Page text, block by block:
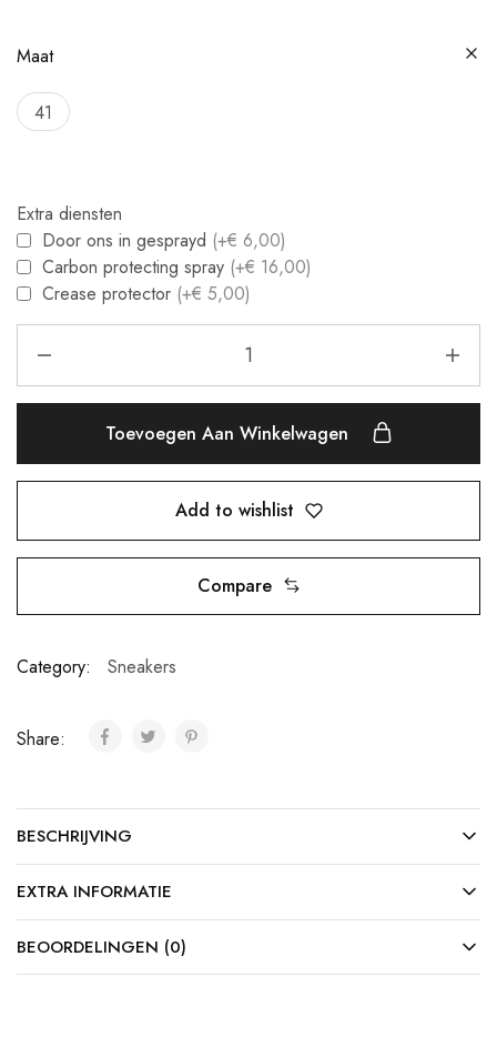
Maat
41
Extra diensten
Door ons in gesprayd (+€ 6,00)
Carbon protecting spray (+€ 16,00)
Crease protector (+€ 5,00)
Toevoegen Aan Winkelwagen
Add to wishlist
Compare
Category: Sneakers
Share:
BESCHRIJVING
EXTRA INFORMATIE
BEOORDELINGEN (0)